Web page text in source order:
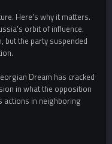
Here's why it matters.
orbit of influence.
but the party suspended
Dream has cracked
in what the opposition
actions in neighboring